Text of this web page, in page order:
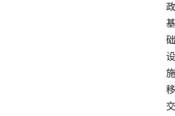
政
基
础
设
施
移
交